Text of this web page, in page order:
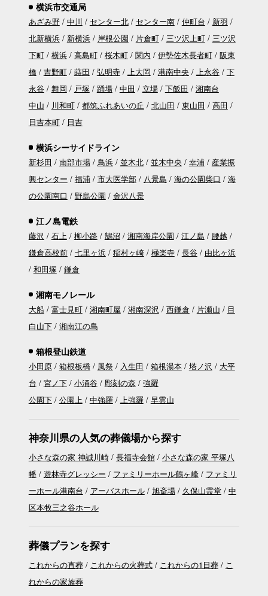
横浜市交通局
あざみ野 中川 センター北 センター南 仲町台
新羽
北新横浜
新横浜 岸根公園 片倉町 三ツ沢上町
三ツ沢
下町
横浜 高島町 桜木町 関内 伊勢佐木長者町
阪東
橋
吉野町 蒔田 弘明寺 上大岡 港南中央 上永谷
下
永谷
舞岡 戸塚 踊場 中田 立場 下飯田
湘南台
中山
川和町 都筑ふれあいの丘 北山田 東山田
高田
日吉本町
日吉
横浜シーサイドライン
新杉田 南部市場 鳥浜 並木北 並木中央 幸浦
産業振
興センター
福浦 市大医学部 八景島 海の公園柴口
海
の公園南口
野島公園 金沢八景
江ノ島電鉄
藤沢 石上 柳小路 鵠沼 湘南海岸公園 江ノ島
腰越
鎌倉高校前
七里ヶ浜 稲村ヶ崎 極楽寺 長谷
由比ヶ浜
和田塚
鎌倉
湘南モノレール
大船 富士見町 湘南町屋 湘南深沢 西鎌倉 片瀬山
目
白山下
湘南江の島
箱根登山鉄道
小田原 箱根板橋 風祭 入生田 箱根湯本 塔ノ沢
大平
台
宮ノ下 小涌谷 彫刻の森
強羅
公園下
公園上 中強羅 上強羅 早雲山
神奈川県の人気の葬儀場から探す
小さな森の家 神誠川崎 長福寺会館
小さな森の家 平塚八
幡
遊林寺グレッシー ファミリーホール鶴ヶ峰
ファミリ
ーホール港南台
アーバスホール 旭斎場 久保山霊堂
中
区本牧三之谷ホール
葬儀プランを探す
これからの直葬 これからの火葬式 これからの1日葬
こ
れからの家族葬